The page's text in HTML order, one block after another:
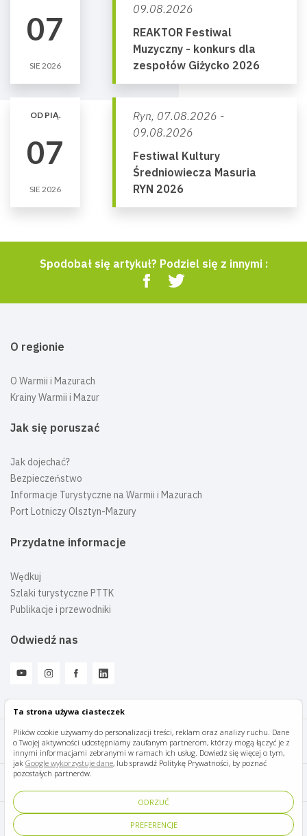
Ta strona używa ciasteczek
Plików cookie używamy do personalizacji treści, reklam oraz analizy ruchu. Dane
o Twojej aktywności udostępniamy zaufanym partnerom, którzy mogą łączyć je z
innymi informacjami zebranymi w ramach ich usług. Dowiedz się więcej o tym,
jak Google wykorzystuje dane, lub sprawdź Politykę Prywatności, by poznać
pozostałych partnerów.
ODRZUĆ
PREFERENCJE
07
SIE 2026
09.08.2026
REAKTOR Festiwal
Muzyczny - konkurs dla
zespołów Giżycko 2026
OD PIĄ.
07
SIE 2026
Ryn, 07.08.2026 -
09.08.2026
Festiwal Kultury
Średniowiecza Masuria
RYN 2026
Spodobał się artykuł? Podziel się z innymi :
O regionie
O Warmii i Mazurach
Krainy Warmii i Mazur
Jak się poruszać
Jak dojechać?
Bezpieczeństwo
Informacje Turystyczne na Warmii i Mazurach
Port Lotniczy Olsztyn-Mazury
Przydatne informacje
Wędkuj
Szlaki turystyczne PTTK
Publikacje i przewodniki
Odwiedź nas
Mazury Travel © 2026
Polityka prywatności